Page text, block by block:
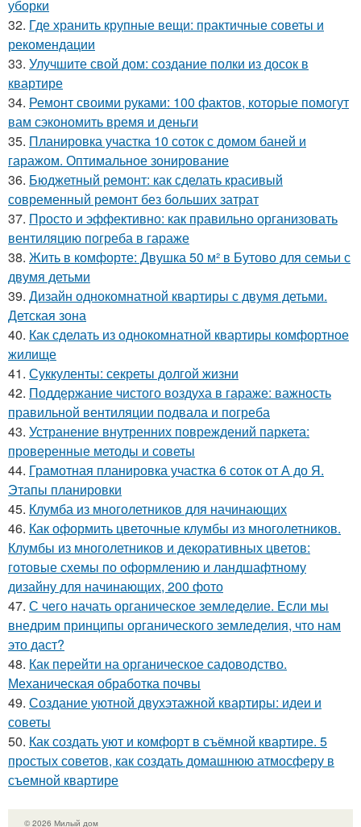
уборки
32. Где хранить крупные вещи: практичные советы и
рекомендации
33. Улучшите свой дом: создание полки из досок в
квартире
34. Ремонт своими руками: 100 фактов, которые помогут
вам сэкономить время и деньги
35. Планировка участка 10 соток с домом баней и
гаражом. Оптимальное зонирование
36. Бюджетный ремонт: как сделать красивый
современный ремонт без больших затрат
37. Просто и эффективно: как правильно организовать
вентиляцию погреба в гараже
38. Жить в комфорте: Двушка 50 м² в Бутово для семьи с
двумя детьми
39. Дизайн однокомнатной квартиры с двумя детьми.
Детская зона
40. Как сделать из однокомнатной квартиры комфортное
жилище
41. Суккуленты: секреты долгой жизни
42. Поддержание чистого воздуха в гараже: важность
правильной вентиляции подвала и погреба
43. Устранение внутренних повреждений паркета:
проверенные методы и советы
44. Грамотная планировка участка 6 соток от А до Я.
Этапы планировки
45. Клумба из многолетников для начинающих
46. Как оформить цветочные клумбы из многолетников.
Клумбы из многолетников и декоративных цветов:
готовые схемы по оформлению и ландшафтному
дизайну для начинающих, 200 фото
47. С чего начать органическое земледелие. Если мы
внедрим принципы органического земледелия, что нам
это даст?
48. Как перейти на органическое садоводство.
Механическая обработка почвы
49. Создание уютной двухэтажной квартиры: идеи и
советы
50. Как создать уют и комфорт в съёмной квартире. 5
простых советов, как создать домашнюю атмосферу в
съемной квартире
© 2026 Милый дом